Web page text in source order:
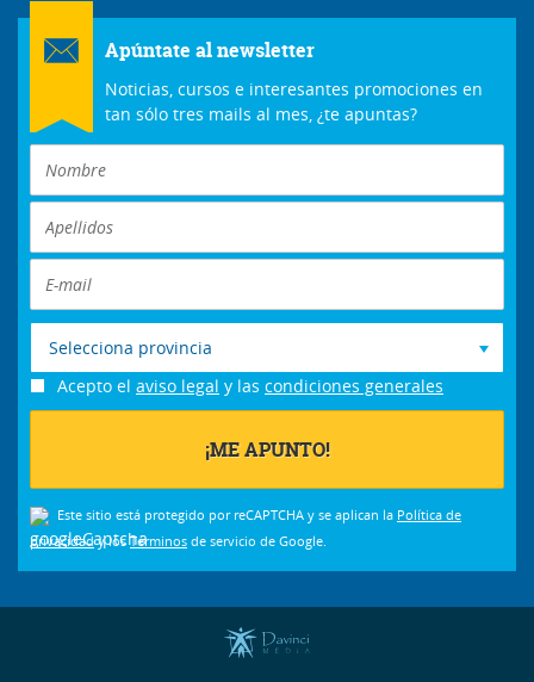
Apúntate al newsletter
Noticias, cursos e interesantes promociones en
tan sólo tres mails al mes, ¿te apuntas?
Selecciona provincia
Acepto el aviso legal y las condiciones generales
Este sitio está protegido por reCAPTCHA y se aplican la Política de
privacidady losTérminos de servicio de Google.